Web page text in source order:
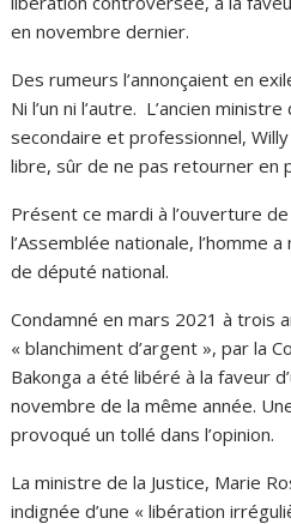
en novembre dernier.
Des rumeurs l’annonçaient en
Ni l’un ni l’autre. L’ancien
secondaire et professionnel,
libre, sûr de ne pas retourner en
Présent ce mardi à l’ouverture
l’Assemblée nationale, l’homme
de député national.
Condamné en mars 2021 à trois
« blanchiment d’argent », par la
Bakonga a été libéré à la faveur
novembre de la même année.
provoqué un tollé dans l’opinion.
La ministre de la Justice, Marie
indignée d’une « libération